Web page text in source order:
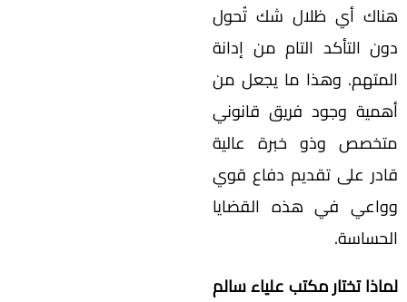
هناك أي ظلال شك تُحول
دون التأكد التام من إدانة
المتهم. وهذا ما يجعل من
أهمية وجود فريق قانوني
متخصص وذو خبرة عالية
قادر على تقديم دفاع قوي
وواعي في هذه القضايا
الحساسة.
لماذا تختار مكتب علياء سالم